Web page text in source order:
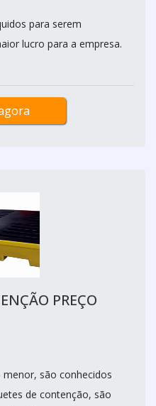
para serem
lucro para a empresa.
PREÇO
são conhecidos
de contenção, são